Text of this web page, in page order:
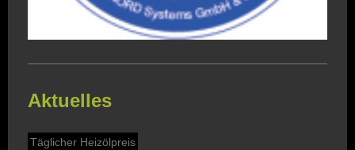
Aktuelles
Täglicher Heizölpreis